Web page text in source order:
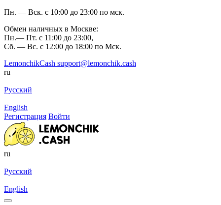
Пн. — Вск. с 10:00 до 23:00 по мск.
Обмен наличных в Москве:
Пн.— Пт. с 11:00 до 23:00,
Сб. — Вс. с 12:00 до 18:00 по Мск.
LemonchikCash support@lemonchik.cash
ru
Русский
English
Регистрация Войти
ru
Русский
English